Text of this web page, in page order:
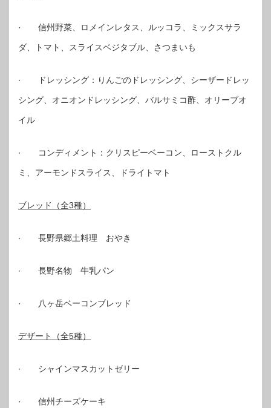
· 信州野菜、ロメインレタス、ルッコラ、ミックスサラ
ダ、トマト、スライスベジタブル、さつまいも
· ドレッシング：りんごのドレッシング、シーザードレッ
シング、オニオンドレッシング、バルサミコ酢、オリーブオ
イル
· コンディメント：クリスピーベーコン、ローストクル
ミ、アーモンドスライス、ドライトマト
ブレッド（全3種）
· 長野県郷土料理 おやき
· 長野名物 牛乳パン
· 八ヶ岳ベーコンブレッド
デザート（全5種）
· シャインマスカットゼリー
· 信州チーズケーキ